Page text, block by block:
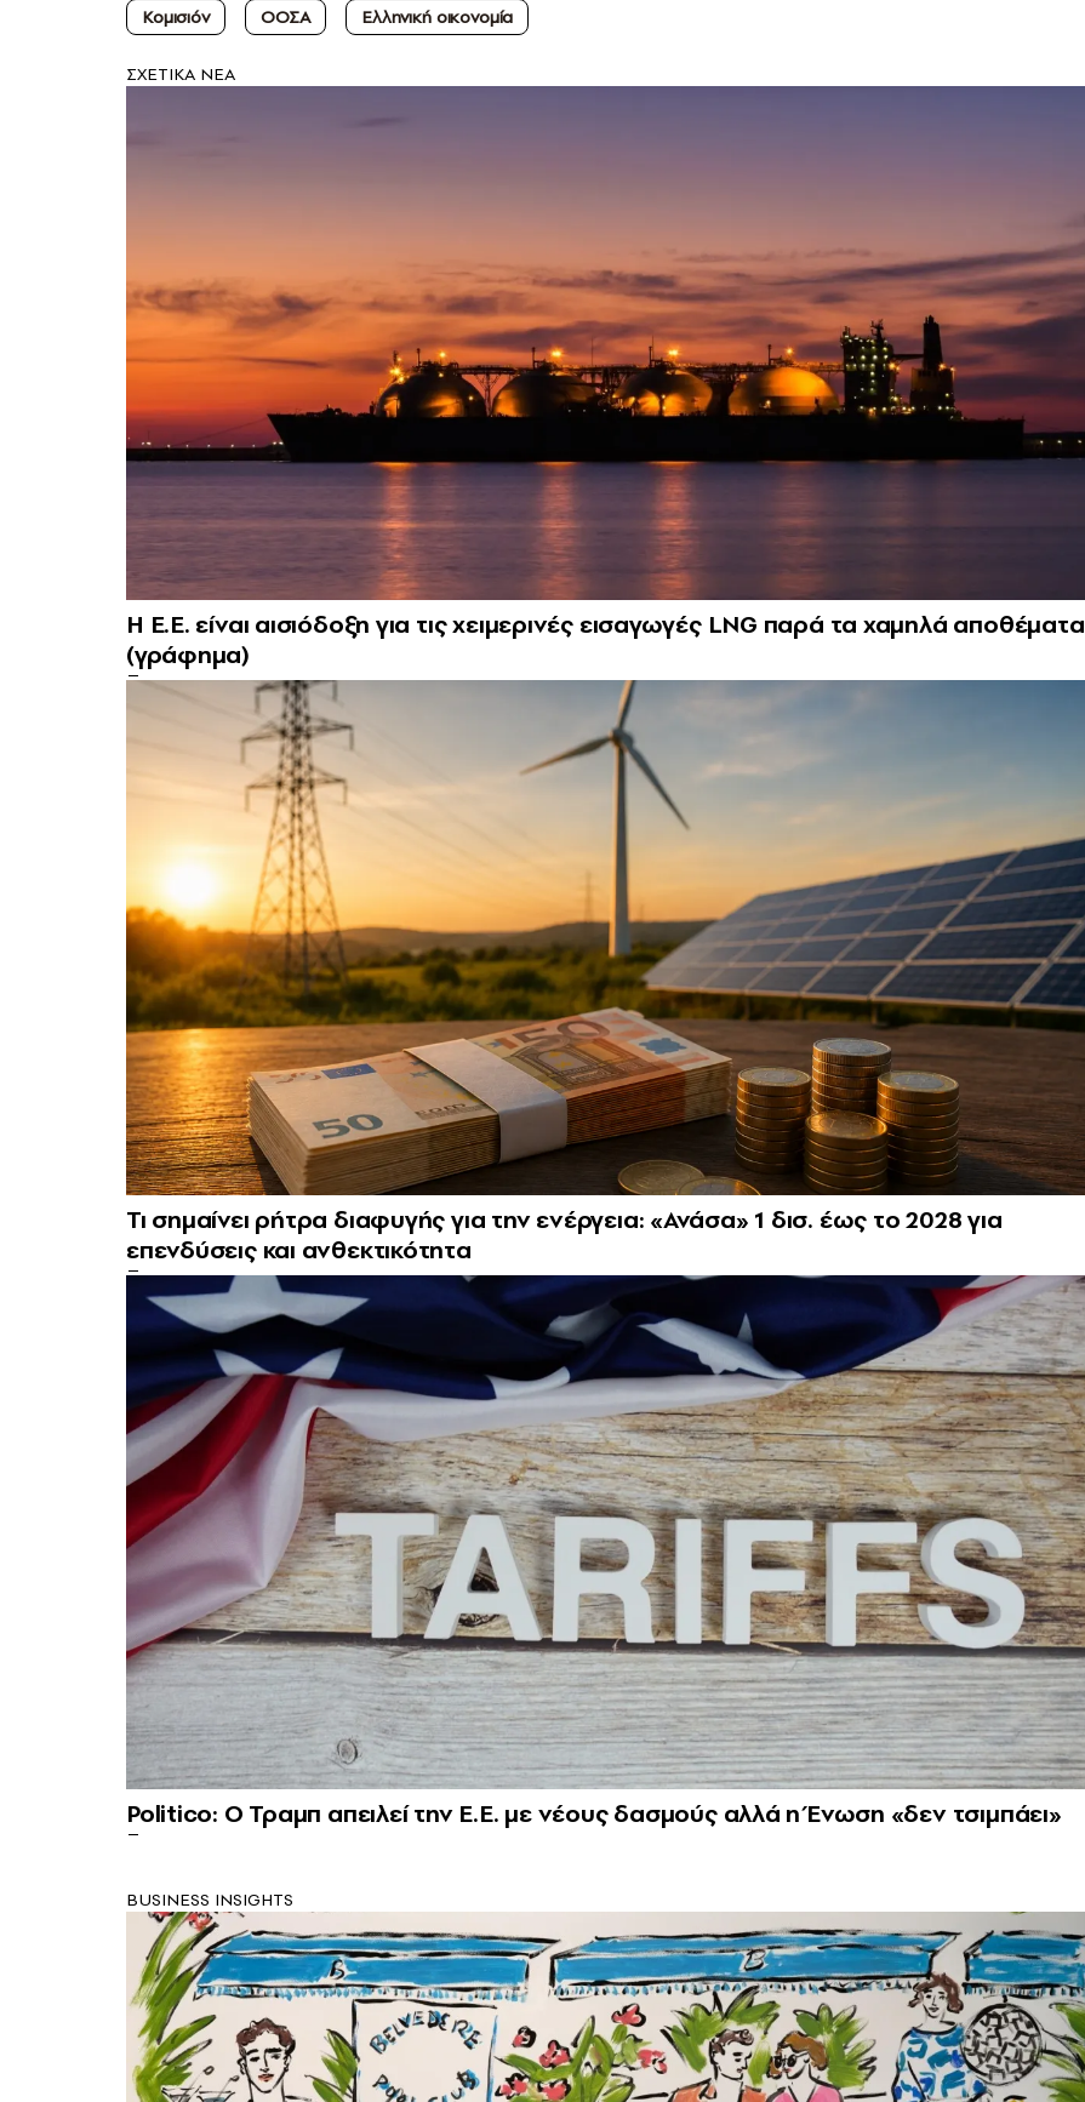
Κομισιόν
ΟΟΣΑ Ελληνική οικονομία
ΣXETIKA NEA
H E.E. είναι αισιόδοξη για τις χειμερινές εισαγωγές LNG παρά τα χαμηλά αποθέματα
(γράφημα)
Τι σημαίνει ρήτρα διαφυγής για την ενέργεια: «Ανάσα» 1 δισ. έως το 2028 για
επενδύσεις και ανθεκτικότητα
Politico: Ο Τραμπ απειλεί την Ε.Ε. με νέους δασμούς αλλά η Ένωση «δεν τσιμπάει»
BUSINESS INSIGHTS